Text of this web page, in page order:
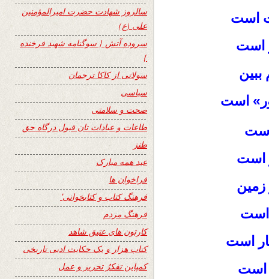
است
است
است
است
زمین
است
است
است
سالروز شهادت حضرت امیرالمؤمنین
علی (ع)
سروده آتش { سوگنامه شهید فرخنده
}
سولاتی از کاکا ترجمان
سیاسی
صحت و سلامتی
طاعات و عبادات تان قبول درگاه حق
طنز
عید همه مبارک
فراخوان ها
فرهنگ کتاب و کتابخوانی٬
فرهنگ مردم
کارتون های عتیق شاهد
کتاب هزار و یک حکایت ادبی تاریخی
کمپاین تفکرُ تحریر و عمل